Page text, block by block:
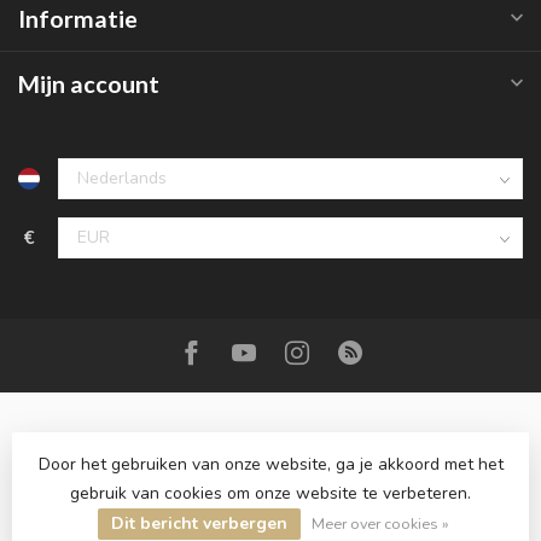
Informatie
Mijn account
€
© Copyright 2026 Roemer juwelier- Powered byLightspeed
Lightspeed designby Dyvelopment
Door het gebruiken van onze website, ga je akkoord met het
gebruik van cookies om onze website te verbeteren.
Dit bericht verbergen
Meer over cookies »